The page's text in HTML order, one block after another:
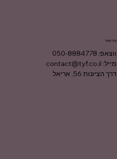
צור קשר
ווצאפ: 050-8884778
מייל: contact@tyf.co.il
דרך הציונות 56, אריאל